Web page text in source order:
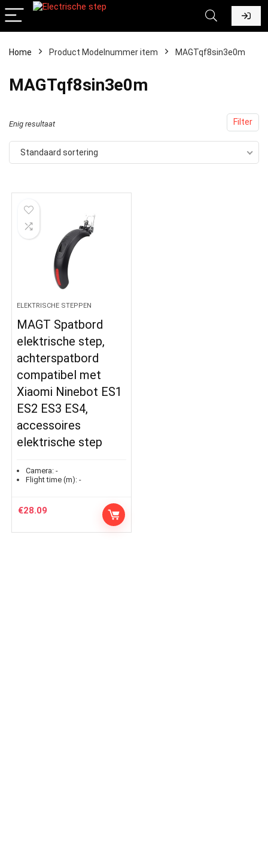
Home Product Modelnummer item MAGTqf8sin3e0m
MAGTqf8sin3e0m
Filter
Enig resultaat
Standaard sortering
ELEKTRISCHE STEPPEN
MAGT Spatbord
elektrische step,
achterspatbord
compatibel met
Xiaomi Ninebot ES1
ES2 ES3 ES4,
accessoires
elektrische step
Camera: -
Flight time (m): -
€28.09